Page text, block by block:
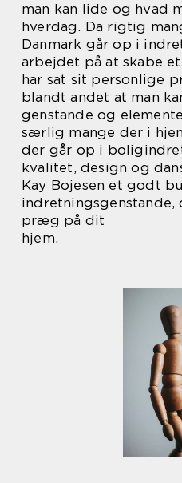
man kan lide og hvad
hverdag. Da rigtig
Danmark går op i
arbejdet på at skabe
har sat sit personlige
blandt andet at man
genstande og
særlig mange der i
der går op i
kvalitet, design og
Kay Bojesen et godt
præg på dit
hjem.